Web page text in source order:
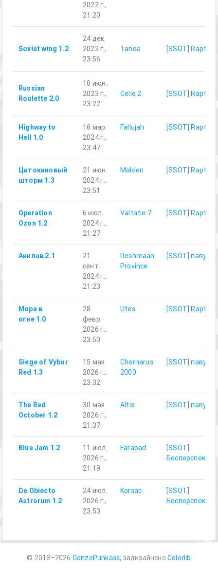
2022 г.,
21:20
Soviet wing 1.2
24 дек.
2022 г.,
23:56
Tanoa [SSOT] Rapture
Russian
Roulette 2.0
10 июн.
2023 г.,
23:22
Celle 2 [SSOT] Rapture
Highway to
Hell 1.0
16 мар.
2024 г.,
23:47
Fallujah [SSOT] Rapture
Цитокиновый
шторм 1.3
21 июн.
2024 г.,
23:51
Malden [SSOT] Rapture
Operation
Ozon 1.2
6 июл.
2024 г.,
21:27
Valtatie 7 [SSOT] Rapture
Анклав 2.1
21
сент.
2024 г.,
21:23
Reshmaan
Province
[SSOT]
Море в
огне 1.0
28
февр.
2026 г.,
23:50
Utes [SSOT] Rapture
Siege of Vybor
Red 1.3
15 мая
2026 г.,
23:32
Chernarus
2000
[SSOT]
The Red
October 1.2
30 мая
2026 г.,
21:37
Altis [SSOT]
Blue Jam 1.2
11 июл.
2026 г.,
21:19
Farabad
[SSOT]
De Obiecto
Astrorum 1.2
24 июл.
2026 г.,
23:53
Korsac
[SSOT]
© 2018–2026 GonzoPunkass, задизайнено Colorlib